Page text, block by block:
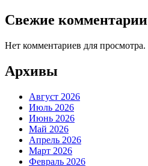
Свежие комментарии
Нет комментариев для просмотра.
Архивы
Август 2026
Июль 2026
Июнь 2026
Май 2026
Апрель 2026
Март 2026
Февраль 2026